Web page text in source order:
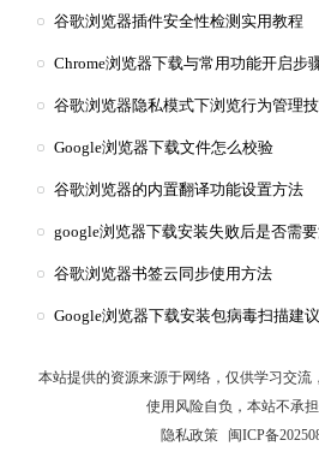
谷歌浏览器插件安全性检测实用教程
Chrome浏览器下载与常用功能开启步
谷歌浏览器隐私模式下浏览行为管理
Google浏览器下载文件怎么校验
谷歌浏览器的内置翻译功能设置方法
google浏览器下载安装失败后是否需
谷歌浏览器书签云同步使用方法
Google浏览器下载安装包病毒扫描建议
本站提供的资源来源于网络，仅供学习交流
使用风险自负，本站不承担
隐私政策
闽ICP备